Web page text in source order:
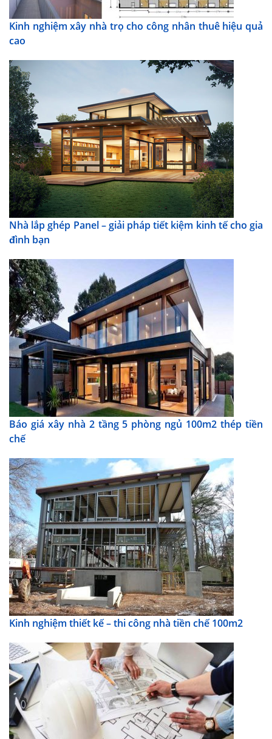
Kinh nghiệm xây nhà trọ cho công nhân thuê hiệu quả
cao
Nhà lắp ghép Panel – giải pháp tiết kiệm kinh tế cho gia
đình bạn
Báo giá xây nhà 2 tầng 5 phòng ngủ 100m2 thép tiền
chế
Kinh nghiệm thiết kế – thi công nhà tiền chế 100m2